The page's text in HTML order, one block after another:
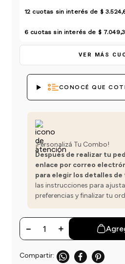
Sanitizantes
12 cuotas sin interés de $
6 cuotas sin interés de $
VER MÁS
CONOCÉ QUE
¡Personalizá Tu Combo!
Después de realizar tu
enlace por correo
para elegir los detalles de
las instrucciones para
preferencias y finalizar tu
＋
－